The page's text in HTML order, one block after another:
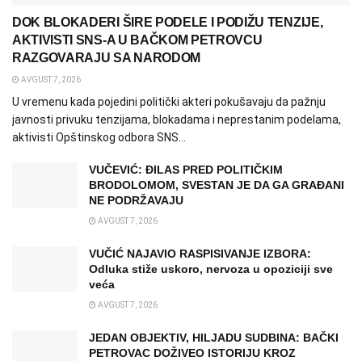
DOK BLOKADERI ŠIRE PODELE I PODIŽU TENZIJE,
AKTIVISTI SNS-A U BAČKOM PETROVCU
RAZGOVARAJU SA NARODOM
AVGUST 7, 2026
U vremenu kada pojedini politički akteri pokušavaju da pažnju
javnosti privuku tenzijama, blokadama i neprestanim podelama,
aktivisti Opštinskog odbora SNS...
VUČEVIĆ: ĐILAS PRED POLITIČKIM
BRODOLOMOM, SVESTAN JE DA GA GRAĐANI
NE PODRŽAVAJU
AVGUST 7, 2026
VUČIĆ NAJAVIO RASPISIVANJE IZBORA:
Odluka stiže uskoro, nervoza u opoziciji sve
veća
AVGUST 7, 2026
JEDAN OBJEKTIV, HILJADU SUDBINA: BAČKI
PETROVAC DOŽIVEO ISTORIJU KROZ